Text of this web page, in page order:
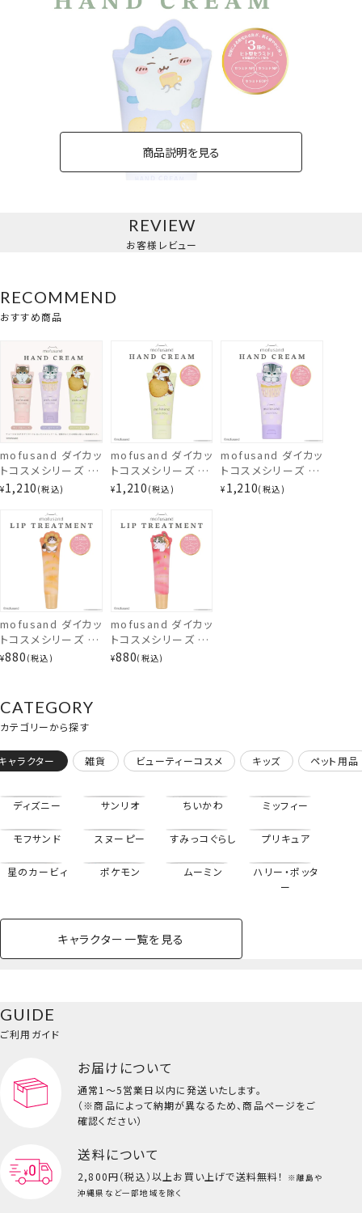
＜ハチワレ＞
ハンドクリーム
＜うさぎ＞
＜モモンガ＞
＜ちいかわ＞
商品説明を見る
REVIEW
お客様レビュー
RECOMMEND
おすすめ商品
mofusand ダイカッ
トコスメシリーズ ハ
ンドクリーム ＜ピン
プル＞ モフサンド
粧美堂 SHONIDO
¥1,210 税込
mofusand ダイカッ
トコスメシリーズ ハ
ンドクリーム ＜イエ
¥1,210 税込
mofusand ダイカッ
トコスメシリーズ ハ
ンドクリーム ＜パー
¥ 1,210 税込
mofusand ダイカッ
トコスメシリーズ リ
ップトリートメント
¥880 税込
mofusand ダイカッ
トコスメシリーズ リ
ップトリートメント
¥880 税込
CATEGORY
カテゴリーから探す
ャラクター 雑貨 ビューティーコスメ キッズ ペット用品
ディズニー サンリオ ちいかわ ミッフィー
モフサンド スヌーピー すみっコぐらし プリキュア
星のカービィ ポケモン ムーミン
ハリー・ポッタ
ー
キャラクター一覧を見る
イクアップ
ビューティーコスメ一覧を見る
バッグ・タオル・
小物
キッズ一覧を見る
GUIDE
ご利用ガイド
お届けについて
通常1～5営業日以内に発送いたします。
（※商品によって納期が異なるため、商品ページをご
確認ください）
送料について
2,800円（税込）以上お買い上げで送料無料！
※離島や
沖縄県など一部地域を除く